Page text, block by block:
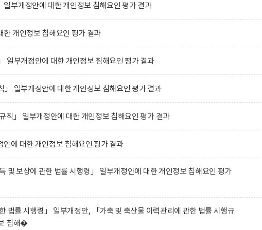
부개정안에 대한 개인정보 침해요인 평가 결과
개인정보 침해요인 평가 결과
일부개정안에 대한 개인정보 침해요인 평가 결과
」 일부개정안에 대한 개인정보 침해요인 평가 결과
칙」 일부개정안에 대한 개인정보 침해요인 평가 결과
에 대한 개인정보 침해요인 평가 결과
및 보상에 관한 법률 시행령」 일부개정안에 대한 개인정보 침해요인 평가
법률 시행령」 일부개정안, 「가축 및 축산물 이력관리에 관한 법률 시행규
침해�